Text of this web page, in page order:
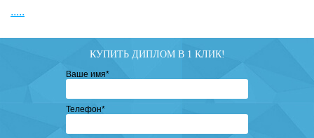
.....
КУПИТЬ ДИПЛОМ В 1 КЛИК!
Ваше имя*
Телефон*